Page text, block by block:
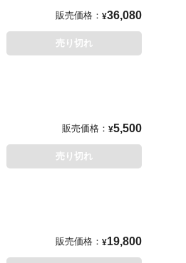
販売価格： ¥36,080
売り切れ
販売価格： ¥5,500
売り切れ
販売価格： ¥19,800